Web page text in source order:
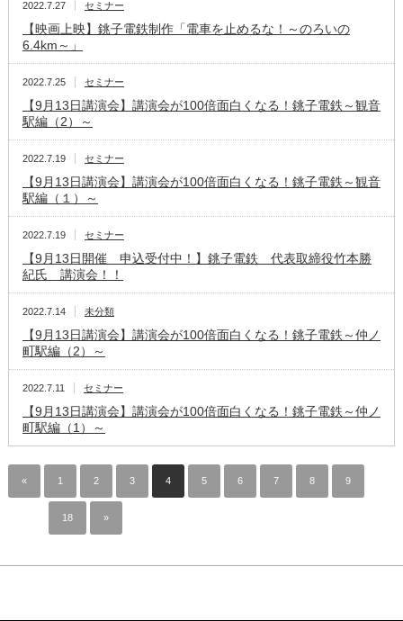
2022.7.27 セミナー
【映画上映】銚子電鉄制作「電車を止めるな！～のろいの
6.4km～」
2022.7.25 セミナー
【9月13日講演会】講演会が100倍面白くなる！銚子電鉄～観音
駅編（2）～
2022.7.19 セミナー
【9月13日講演会】講演会が100倍面白くなる！銚子電鉄～観音
駅編（１）～
2022.7.19 セミナー
【9月13日開催 申込受付中！】銚子電鉄 代表取締役竹本勝
紀氏 講演会！！
2022.7.14 未分類
【9月13日講演会】講演会が100倍面白くなる！銚子電鉄～仲ノ
町駅編（2）～
2022.7.11 セミナー
【9月13日講演会】講演会が100倍面白くなる！銚子電鉄～仲ノ
町駅編（1）～
« 1 2 3 4 5 6 7 8 9
18 »